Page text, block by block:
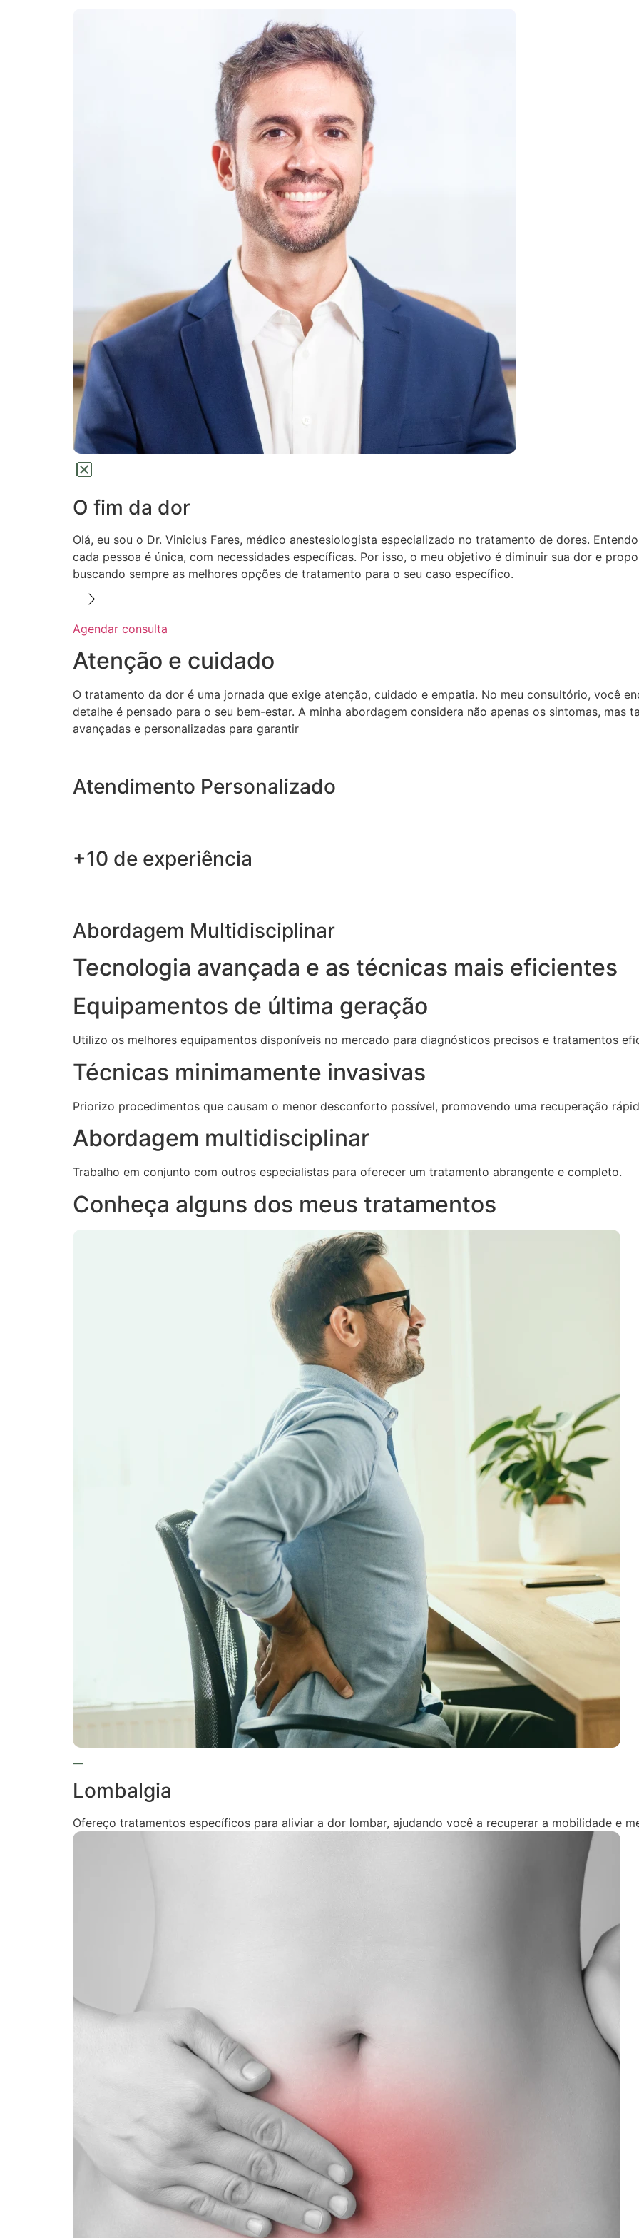
O fim da dor
Olá, eu sou o Dr. Vinicius Fares, médico anestesiologista especializado no tratamento de dores.
cada pessoa é única, com necessidades específicas. Por isso, o meu objetivo é diminuir sua dor e
buscando sempre as melhores opções de tratamento para o seu caso específico.
Agendar consulta
Atenção e cuidado
O tratamento da dor é uma jornada que exige atenção, cuidado e empatia. No meu consultório, você
detalhe é pensado para o seu bem-estar. A minha abordagem considera não apenas os sintomas, mas
avançadas e personalizadas para garantir
Atendimento Personalizado
+10 de experiência
Abordagem Multidisciplinar
Tecnologia avançada e as técnicas mais eficientes
Equipamentos de última geração
Utilizo os melhores equipamentos disponíveis no mercado para diagnósticos precisos e tratamentos
Técnicas minimamente invasivas
Priorizo procedimentos que causam o menor desconforto possível, promovendo uma recuperação
Abordagem multidisciplinar
Trabalho em conjunto com outros especialistas para oferecer um tratamento abrangente e completo.
Conheça alguns dos meus tratamentos
Lombalgia
Ofereço tratamentos específicos para aliviar a dor lombar, ajudando você a recuperar a mobilidade e